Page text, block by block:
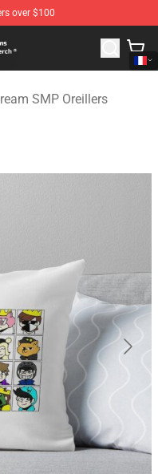
over $100
SMP Merchandise
SMP Oreillers